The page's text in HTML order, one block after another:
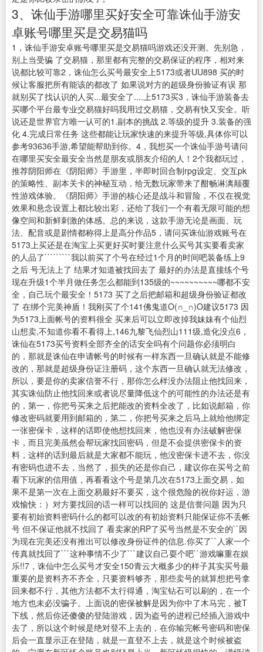
3、诛仙手游哪里买好安全可靠诛仙手游安
卓账号哪里买是交易猫吗
1，诛仙手游安卓账号哪里买是交易猫吗游戏还没开测。先别急，
别上当受骗 了交易猫，那里都有完整的交易保证的程序，相对来
说都比较可靠2，诛仙怎么买号最安全上5173或者UU898 买的时
候让客服把所有能该的都改了 如果说对方的超级身份验证有误 那
就别买了找认识的人买...最安全了....上5173买3，诛仙手游装备去
买哪个平台最专业交易猫好吗我用过交易猫，交易有快又安全。听
说还是世界官方唯一认可的1.副本的挑战 2.等级的提升 3.装备的强
化 4.完成日常任务 这些都能让玩家快速的来提升等级,具体你可以
参考93636手游,希望能帮助到你。4，我想买一个诛仙手游号请问
在哪里买安全最安全当然是朋友或朋友介绍的人！2个我都玩过，
推荐阴阳师在《阴阳师》手游里，半即时回合制rpg设定、交互pk
的策略性、副本关卡的神秘互动，给无数玩家带来了酣畅淋漓颠覆
性游戏体验。《阴阳师》手游的核心还是战斗和冒险，不仅在视觉
效果和悬念设置上都比较出彩，还给了我们一个有着无限可能的想
像空间和新鲜刺激的体感。总的来说，这款手游无论是画面、玩
法、配音或是剧情都称得上是高分作品5，请问买诛仙游戏账号在
5173上买还是在淘宝上买更好买时要注意什么买号其实要看卖家
的人品了`````````我以前买了个号在经过1个月的时间吧装备练上9
之后 号无法上了 结果才知道被找回去了 最好的办法是直接练个号
现在升级1个半月做任务怎么都能到135级的~~~~~~~~~~哪都不安
全，自己玩个最安全！5173 买了之后把邮箱和超级身份验证都改
了 在绑个完美神盾！我刚买了个141佛鬼道O(∩_∩)O建议5173 因
为5173上面帐号的资料很全 买来后可以立即改掉我妹妹有个仙烈
山想卖,不知道你看不看得上,146九黎飞仙烈山111级,造化没点6，
诛仙在5173买号资料全部齐全的话安全吗有个问题你必须明白
的，那就是诛仙在申请帐号的时候有一样东西一旦确认就是不能修
改的，那就是超级身份证注册码，这个东西一旦确认就无法修改，
所以，要是你的卖家信誉不行，那你怎么样没办法阻止他找回来，
其实诛仙防止他找回来或者说尽量降低这个的可能性的办法还是有
的，第一，你把号买来之后把能改的资料全改了，比如说邮箱，你
修改密码就要用到邮箱的，第二，你把号买来之后马上就给他绑定
一张密保卡，这样的话即使他想找回来，他也没有办法破解密保
卡，而且完美虽然会帮玩家找回密码，但是不会提供密保卡的资
料，这样的话到最后就是大家都不能玩，他没密保卡进不去，你没
有密码也进不去，当然了，损失的还是你自己，建议你在买号之前
看下玩家的信用值，再看看这个号是第几次在5173上面交易，如
果不是第一次在上面交易最好不要买，这个很危险的祝你好运，游
戏愉快：）对方要找回的话一样可以找回的 这是信誉问题 因为只
要有初始资料密码什么的都可以改的有初始资料只能保证你不丢帐
号 但不保证他就不找回了 看卖家的RP了买号当然是不安全的``因
为现在完美还没有推出可以修改身份证件的信息.你买了``人家一个
传真就找回了```这种事情不少了```建议自己耍个吧``游戏嘛重在娱
乐!!7，诛仙中怎么买号才安全150青云大概多少的样子其实买号最
重要的是资料齐不齐全，只要资料够齐，那些卖号的就算想把号拿
回来都不行，其他方法都不太行得通，淘宝钻石可以刷的，在一个
地方也未必没骗子。上面说的密保被解是因为你中了木马完，被T
下线，然后你还傻傻的登陆游戏，因为盗号的进程已经插入游戏中
去了，所以这个时候是绝对登不上去的，在你输完帐号密码和密保
后会一直显示正在登陆，就是一直登不上去，就是这个时候被盗